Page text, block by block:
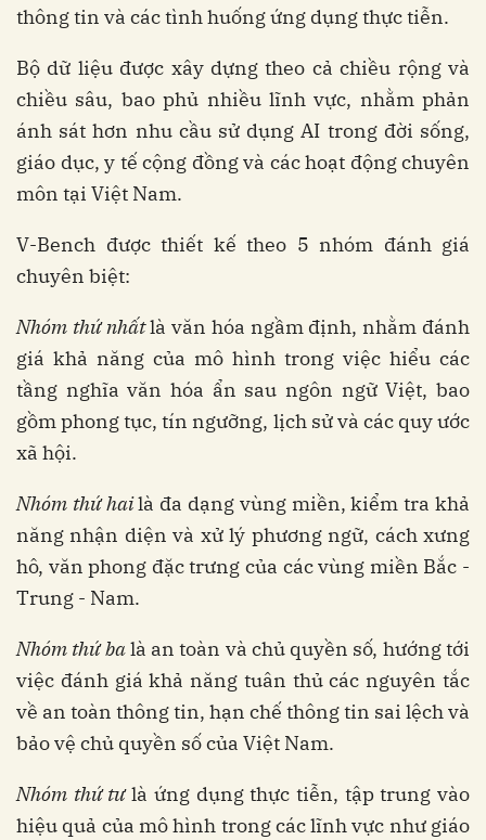
thông tin và các tình huống ứng dụng thực tiễn.
Bộ dữ liệu được xây dựng theo cả chiều rộng và
chiều sâu, bao phủ nhiều lĩnh vực, nhằm phản
ánh sát hơn nhu cầu sử dụng AI trong đời sống,
giáo dục, y tế cộng đồng và các hoạt động chuyên
môn tại Việt Nam.
V-Bench được thiết kế theo 5 nhóm đánh giá
chuyên biệt:
Nhóm thứ nhấtlà văn hóa ngầm định, nhằm đánh
giá khả năng của mô hình trong việc hiểu các
tầng nghĩa văn hóa ẩn sau ngôn ngữ Việt, bao
gồm phong tục, tín ngưỡng, lịch sử và các quy ước
xã hội.
Nhóm thứ hailà đa dạng vùng miền, kiểm tra khả
năng nhận diện và xử lý phương ngữ, cách xưng
hô, văn phong đặc trưng của các vùng miền Bắc -
Trung - Nam.
Nhóm thứ balà an toàn và chủ quyền số, hướng tới
việc đánh giá khả năng tuân thủ các nguyên tắc
về an toàn thông tin, hạn chế thông tin sai lệch và
bảo vệ chủ quyền số của Việt Nam.
Nhóm thứ tưlà ứng dụng thực tiễn, tập trung vào
hiệu quả của mô hình trong các lĩnh vực như giáo